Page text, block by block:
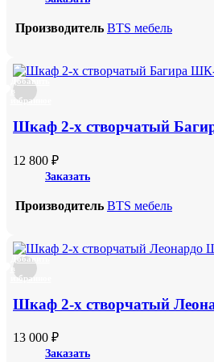
Производитель BTS мебель
Добавить
в
избранное
Шкаф 2-х створчатый
12 800 ₽
Заказать
Производитель BTS мебель
Добавить
в
избранное
Шкаф 2-х створчатый
13 000 ₽
Заказать